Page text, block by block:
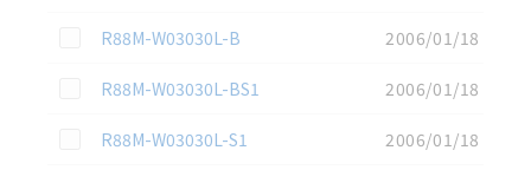
この資料を選択
R88M-W03030L-B
2006/01/18
この資料を選択
R88M-W03030L-BS1
2006/01/18
この資料を選択
R88M-W03030L-S1
2006/01/18